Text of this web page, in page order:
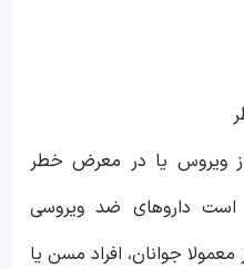
ویروس یا در معرض خطر
داروهای ضد ویروسی
جوانان، افراد مسن یا